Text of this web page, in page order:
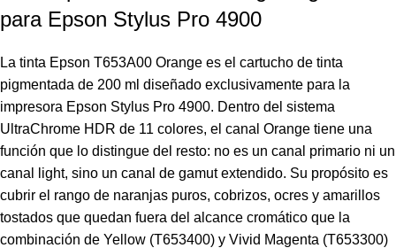
para Epson Stylus Pro 4900
La tinta Epson T653A00 Orange es el cartucho de tinta
pigmentada de 200 ml diseñado exclusivamente para la
impresora Epson Stylus Pro 4900. Dentro del sistema
UltraChrome HDR de 11 colores, el canal Orange tiene una
función que lo distingue del resto: no es un canal primario ni un
canal light, sino un canal de gamut extendido. Su propósito es
cubrir el rango de naranjas puros, cobrizos, ocres y amarillos
tostados que quedan fuera del alcance cromático que la
combinación de Yellow (T653400) y Vivid Magenta (T653300)